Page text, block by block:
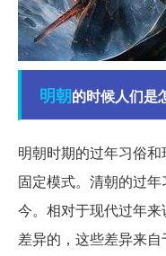
明朝的时候人们是
明朝时期的过年习俗
固定模式。清朝的过
今。相对于现代过年
差异的，这些差异来自